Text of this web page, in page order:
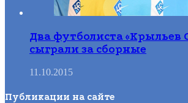
Два футболиста «Крыльев
сыграли за сборные
11.10.2015
Публикации на сайте